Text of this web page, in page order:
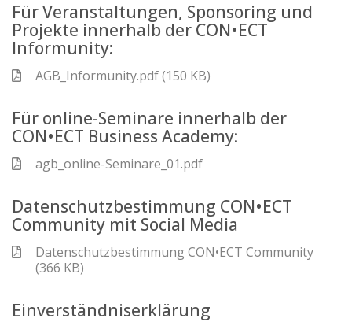
Für Veranstaltungen, Sponsoring und
Projekte innerhalb der CON•ECT
Informunity:
AGB_Informunity.pdf (150 KB)
Für online-Seminare innerhalb der
CON•ECT Business Academy:
agb_online-Seminare_01.pdf
Datenschutzbestimmung CON•ECT
Community mit Social Media
Datenschutzbestimmung CON•ECT Community
(366 KB)
Einverständniserklärung